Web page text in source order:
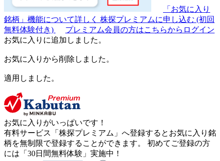
「お気に入り
銘柄」機能について詳しく 株探プレミアムに申し込む (初回
無料体験付き)
プレミアム会員の方はこちらからログイン
お気に入りに追加しました。
お気に入りから削除しました。
適用しました。
お気に入りがいっぱいです！
有料サービス「株探プレミアム」へ登録するとお気に入り銘
柄を無制限で登録することができます。 初めてご登録の方
には「30日間無料体験」実施中！